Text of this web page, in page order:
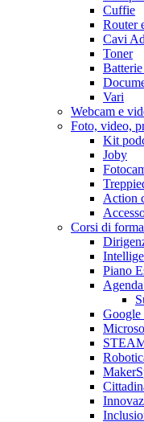
Cuffie
Router
Cavi
Toner
Vari
Webcam e
Foto, video,
Kit
Joby
Action
Corsi di
Piano
Google